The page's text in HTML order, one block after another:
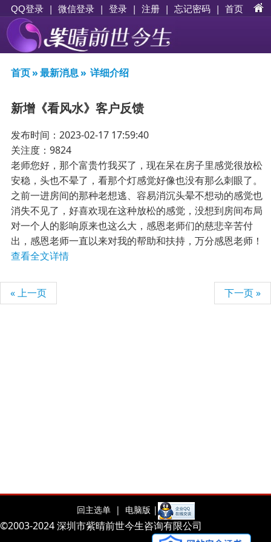
QQ登录 | 微信登录 | 登录 | 注册 | 忘记密码 | 首页
首页»最新消息» 详细介绍
新增《看风水》客户反馈
发布时间：2023-02-17 17:59:40
关注度：9824
老师您好，那个富贵竹我买了，现在呆在房子里感觉很放松
安稳，头也不晕了，看那个灯感觉好像也没有那么刺眼了。
之前一进房间的那种老想逃、容易消沉头晕不想动的感觉也
消失不见了，好喜欢现在这种放松的感觉，没想到房间布局
对一个人的影响原来也这么大，感恩老师们的慈悲辛苦付
出，感恩老师一直以来对我的帮助和扶持，万分感恩老师！
查看全文详情
« 上一页 下一页 »
回主选单 | 电脑版 |
©2003-2024 深圳市紫晴前世今生咨询有限公司